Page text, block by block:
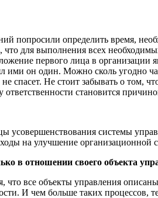
попросили определить время,
что для выполнения всех
первого лица в организации
ими он один. Можно сколь угодно
не спасет. Не стоит забывать о
становится
усовершенствования системы
на улучшение организационной
в отношении своего объекта
что все объекты управления
И чем больше таких